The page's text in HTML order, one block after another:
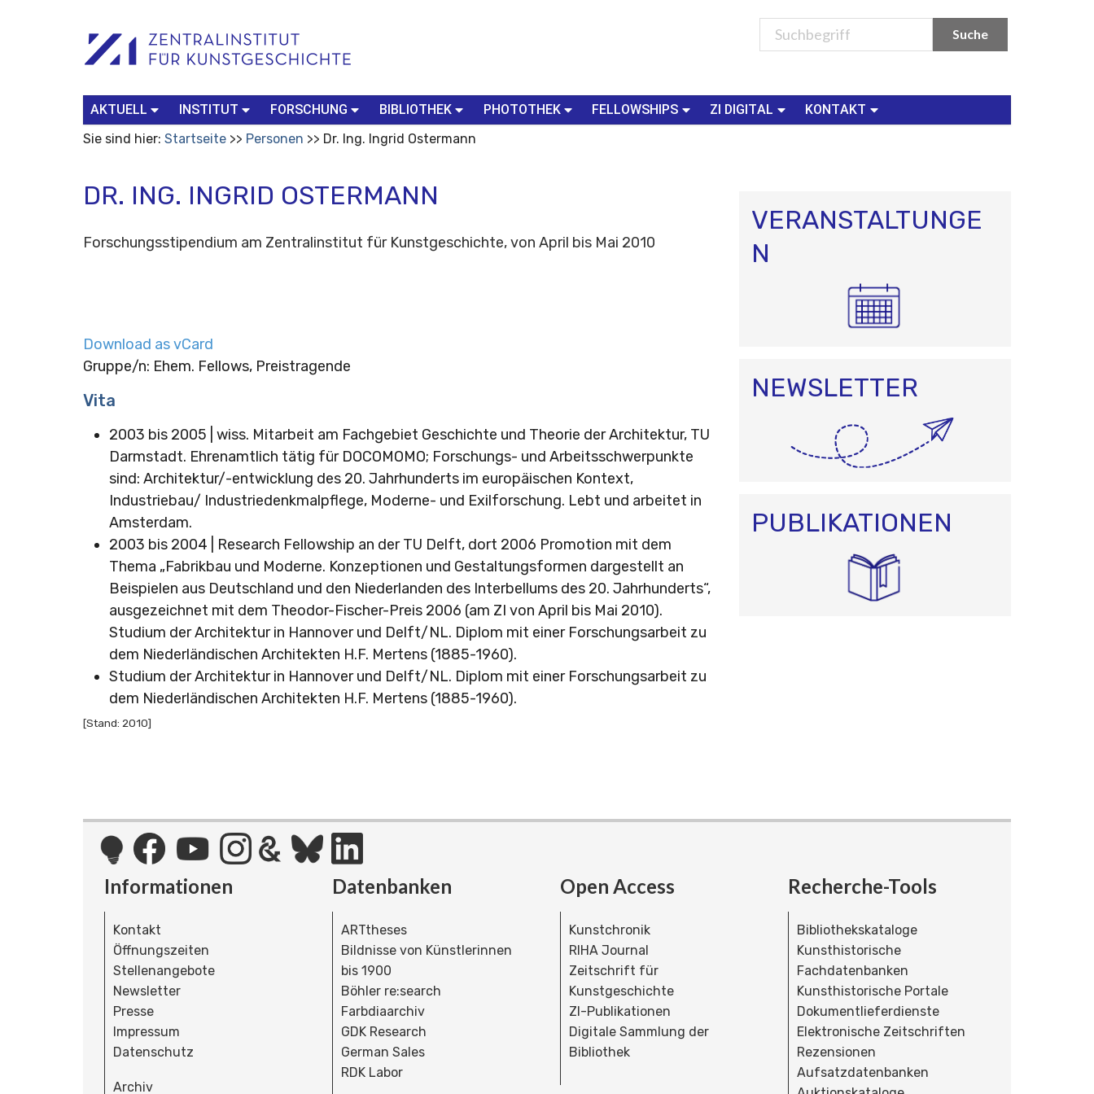
Werkzeuge
Search…
AKTUELL INSTITUT FORSCHUNG BIBLIOTHEK PHOTOTHEK FELLOWSHIPS ZI DIGITAL
KONTAKT
Sie sind hier: Startseite Personen Dr. Ing. Ingrid Ostermann
DR. ING. INGRID OSTERMANN
Forschungsstipendium am Zentralinstitut für Kunstgeschichte, von April bis Mai 2010
Download as vCard
Gruppe/n: Ehem. Fellows, Preistragende
Vita
2003 bis 2005 | wiss. Mitarbeit am Fachgebiet Geschichte und Theorie der Architektur, TU
Darmstadt. Ehrenamtlich tätig für DOCOMOMO; Forschungs- und Arbeitsschwerpunkte
sind: Architektur/-entwicklung des 20. Jahrhunderts im europäischen Kontext,
Industriebau/ Industriedenkmalpflege, Moderne- und Exilforschung. Lebt und arbeitet in
Amsterdam.
2003 bis 2004 | Research Fellowship an der TU Delft, dort 2006 Promotion mit dem
Thema „Fabrikbau und Moderne. Konzeptionen und Gestaltungsformen dargestellt an
Beispielen aus Deutschland und den Niederlanden des Interbellums des 20. Jahrhunderts“,
ausgezeichnet mit dem Theodor-Fischer-Preis 2006 (am ZI von April bis Mai 2010).
Studium der Architektur in Hannover und Delft/NL. Diplom mit einer Forschungsarbeit zu
dem Niederländischen Architekten H.F. Mertens (1885-1960).
Studium der Architektur in Hannover und Delft/NL. Diplom mit einer Forschungsarbeit zu
dem Niederländischen Architekten H.F. Mertens (1885-1960).
[Stand: 2010]
VERANSTALTUNGE
N
NEWSLETTER
PUBLIKATIONEN
Informationen
Kontakt
Öffnungszeiten
Stellenangebote
Newsletter
Presse
Impressum
Datenschutz
Archiv
Datenbanken
ARTtheses
Bildnisse von Künstlerinnen
bis 1900
Böhler re:search
Farbdiaarchiv
GDK Research
German Sales
RDK Labor
Open Access
Kunstchronik
RIHA Journal
Zeitschrift für
Kunstgeschichte
ZI-Publikationen
Digitale Sammlung der
Bibliothek
Recherche-Tools
Bibliothekskataloge
Kunsthistorische
Fachdatenbanken
Kunsthistorische Portale
Dokumentlieferdienste
Elektronische Zeitschriften
Rezensionen
Aufsatzdatenbanken